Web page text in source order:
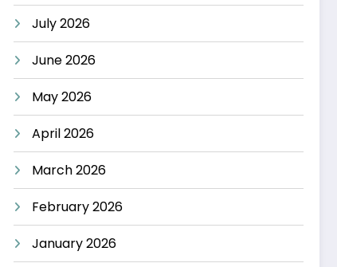
July 2026
June 2026
May 2026
April 2026
March 2026
February 2026
January 2026